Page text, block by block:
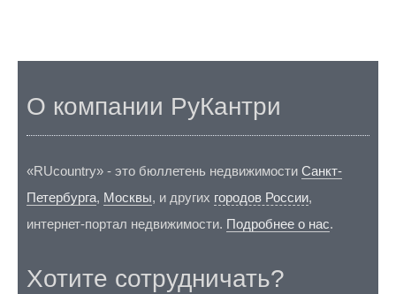
О компании РуКантри
«RUcountry» - это бюллетень недвижимости Санкт-
Петербурга, Москвы, и других городов России,
интернет-портал недвижимости. Подробнее о нас.
Хотите сотрудничать?